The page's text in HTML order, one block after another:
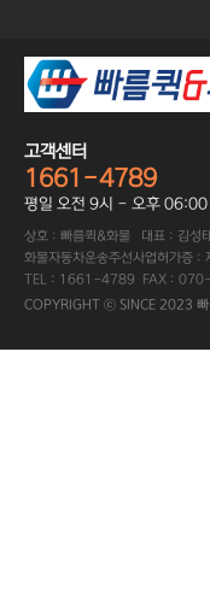
고객센터
1661-4789
평일 오전 9시 - 오후 06:00
상호 : 빠름퀵&화물 대표 : 김
화물자동차운송주선사업허가증
TEL : 1661-4789 FAX :
COPYRIGHT ⓒ SINCE 2023 빠